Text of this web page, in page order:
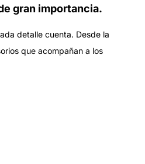
gran importancia.
detalle cuenta. Desde la
que acompañan a los